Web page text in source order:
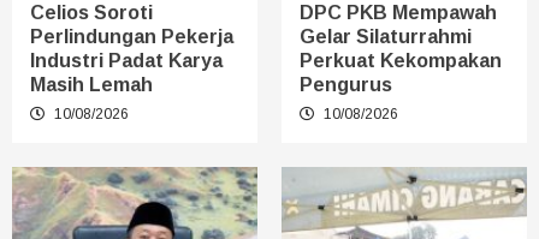
Celios Soroti
Perlindungan Pekerja
Industri Padat Karya
Masih Lemah
10/08/2026
DPC PKB Mempawah
Gelar Silaturrahmi
Perkuat Kekompakan
Pengurus
10/08/2026